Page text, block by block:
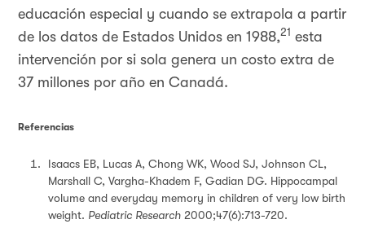
educación especial y cuando se extrapola a partir
de los datos de Estados Unidos en 1988,21 esta
intervención por si sola genera un costo extra de
37 millones por año en Canadá.
Referencias
Isaacs EB, Lucas A, Chong WK, Wood SJ, Johnson CL,
Marshall C, Vargha-Khadem F, Gadian DG. Hippocampal
volume and everyday memory in children of very low birth
weight. Pediatric Research 2000;47(6):713-720.